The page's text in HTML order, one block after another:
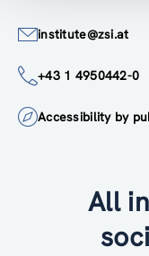
institute@zsi.at
+43 1 4950442-0
Accessibility by
All